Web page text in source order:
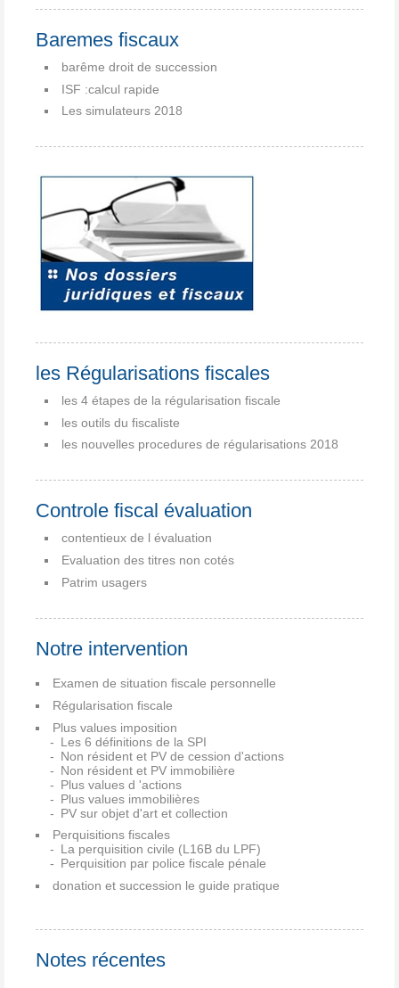
Baremes fiscaux
barême droit de succession
ISF :calcul rapide
Les simulateurs 2018
les Régularisations fiscales
les 4 étapes de la régularisation fiscale
les outils du fiscaliste
les nouvelles procedures de régularisations 2018
Controle fiscal évaluation
contentieux de l évaluation
Evaluation des titres non cotés
Patrim usagers
Notre intervention
Examen de situation fiscale personnelle
Régularisation fiscale
Plus values imposition
Les 6 définitions de la SPI
Non résident et PV de cession d'actions
Non résident et PV immobilière
Plus values d 'actions
Plus values immobilières
PV sur objet d'art et collection
Perquisitions fiscales
La perquisition civile (L16B du LPF)
Perquisition par police fiscale pénale
donation et succession le guide pratique
Notes récentes